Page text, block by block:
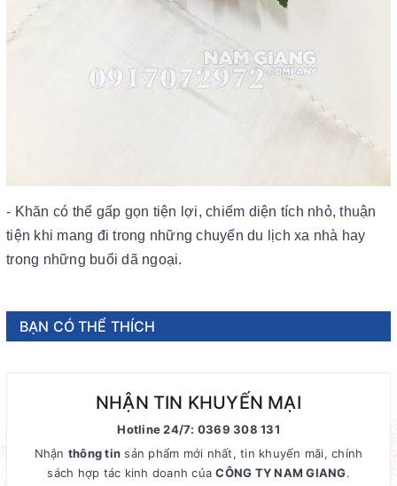
- Khăn có thể gấp gọn tiện lợi, chiếm diện tích nhỏ, thuận
tiện khi mang đi trong những chuyến du lịch xa nhà hay
trong những buổi dã ngoại.
BẠN CÓ THỂ THÍCH
NHẬN TIN KHUYẾN MẠI
Hotline 24/7: 0369 308 131
Nhận thông tin sản phẩm mới nhất, tin khuyến mãi, chính
sách hợp tác kinh doanh củaCÔNG TY NAM GIANG.